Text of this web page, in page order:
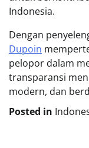
Indonesia.
Dengan
Dupoin
pelopor dalam
transparansi
modern, dan
Posted in